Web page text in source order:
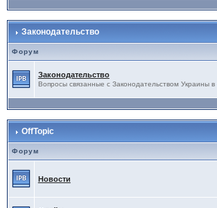
Законодательство
Форум
Законодательство
Вопросы связанные с Законодательством Украины
OffTopic
Форум
Новости